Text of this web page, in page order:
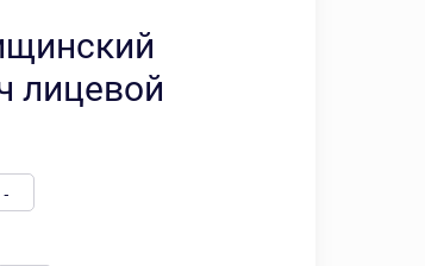
лицевой
-